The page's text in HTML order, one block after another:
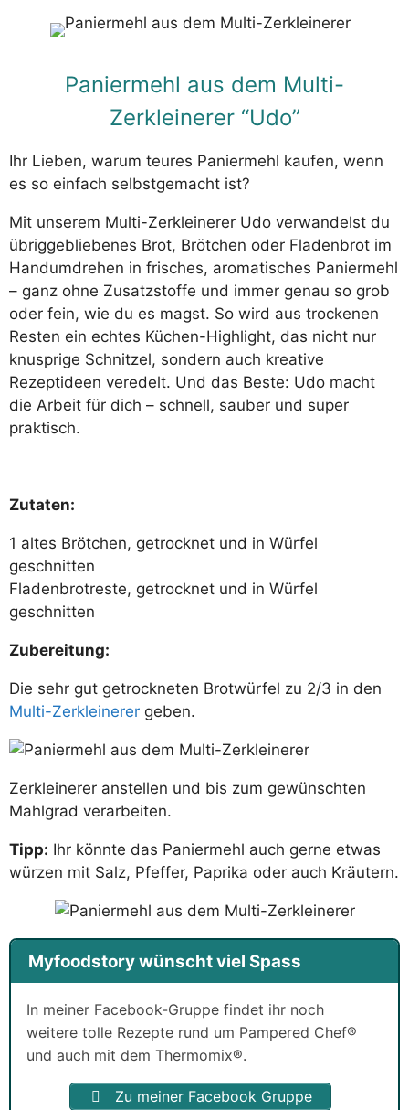
Paniermehl aus dem Multi-
Zerkleinerer “Udo”
Ihr Lieben, warum teures Paniermehl kaufen, wenn
es so einfach selbstgemacht ist?
Mit unserem Multi-Zerkleinerer Udo verwandelst du
übriggebliebenes Brot, Brötchen oder Fladenbrot im
Handumdrehen in frisches, aromatisches Paniermehl
– ganz ohne Zusatzstoffe und immer genau so grob
oder fein, wie du es magst. So wird aus trockenen
Resten ein echtes Küchen-Highlight, das nicht nur
knusprige Schnitzel, sondern auch kreative
Rezeptideen veredelt. Und das Beste: Udo macht
die Arbeit für dich – schnell, sauber und super
praktisch.
Zutaten:
1 altes Brötchen, getrocknet und in Würfel
geschnitten
Fladenbrotreste, getrocknet und in Würfel
geschnitten
Zubereitung:
Die sehr gut getrockneten Brotwürfel zu 2/3 in den
Multi-Zerkleinerer geben.
Zerkleinerer anstellen und bis zum gewünschten
Mahlgrad verarbeiten.
Tipp: Ihr könnte das Paniermehl auch gerne etwas
würzen mit Salz, Pfeffer, Paprika oder auch Kräutern.
Myfoodstory wünscht viel Spass
In meiner Facebook-Gruppe findet ihr noch
weitere tolle Rezepte rund um Pampered Chef®
und auch mit dem Thermomix®.
Zu meiner Facebook Gruppe